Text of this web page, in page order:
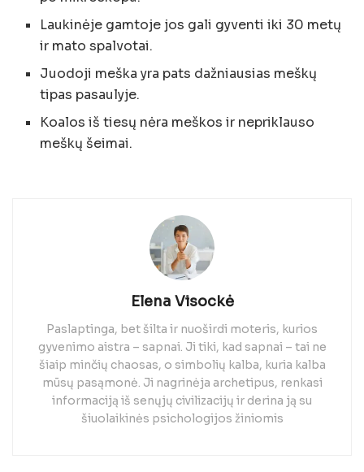
Laukinėje gamtoje jos gali gyventi iki 30 metų
ir mato spalvotai.
Juodoji meška yra pats dažniausias meškų
tipas pasaulyje.
Koalos iš tiesų nėra meškos ir nepriklauso
meškų šeimai.
Elena Visockė
Paslaptinga, bet šilta ir nuoširdi moteris, kurios
gyvenimo aistra – sapnai. Ji tiki, kad sapnai – tai ne
šiaip minčių chaosas, o simbolių kalba, kuria kalba
mūsų pasąmonė. Ji nagrinėja archetipus, renkasi
informaciją iš senųjų civilizacijų ir derina ją su
šiuolaikinės psichologijos žiniomis